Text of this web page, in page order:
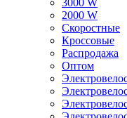
3000 W
2000 W
Скоростные
Кроссовые
Распродажа
Оптом